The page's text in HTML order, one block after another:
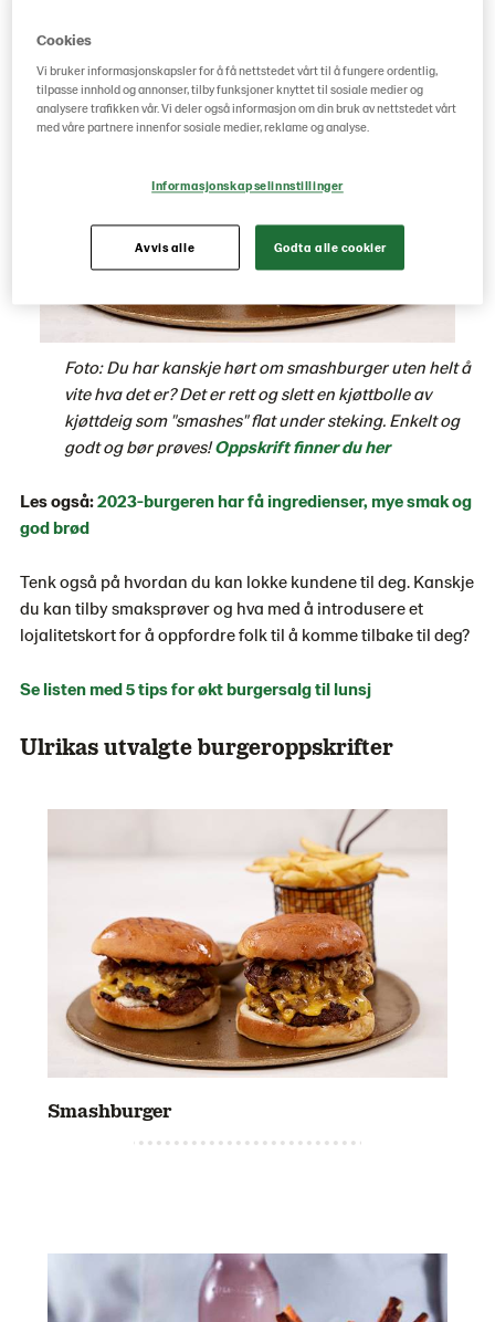
Foto: Du har kanskje hørt om smashburger uten helt å
vite hva det er? Det er rett og slett en kjøttbolle av
kjøttdeig som "smashes" flat under steking. Enkelt og
godt og bør prøves!Oppskrift finner du her
Les også:2023-burgeren har få ingredienser, mye smak og
god brød
Tenk også på hvordan du kan lokke kundene til deg. Kanskje
du kan tilby smaksprøver og hva med å introdusere et
lojalitetskort for å oppfordre folk til å komme tilbake til deg?
Se listen med 5 tips for økt burgersalg til lunsj
Ulrikas utvalgte burgeroppskrifter
Smashburger
Cookies
Vi bruker informasjonskapsler for å få nettstedet vårt til å fungere ordentlig,
tilpasse innhold og annonser, tilby funksjoner knyttet til sosiale medier og
analysere trafikken vår. Vi deler også informasjon om din bruk av nettstedet vårt
med våre partnere innenfor sosiale medier, reklame og analyse.
Informasjonskapselinnstillinger
Avvis alle Godta alle cookier